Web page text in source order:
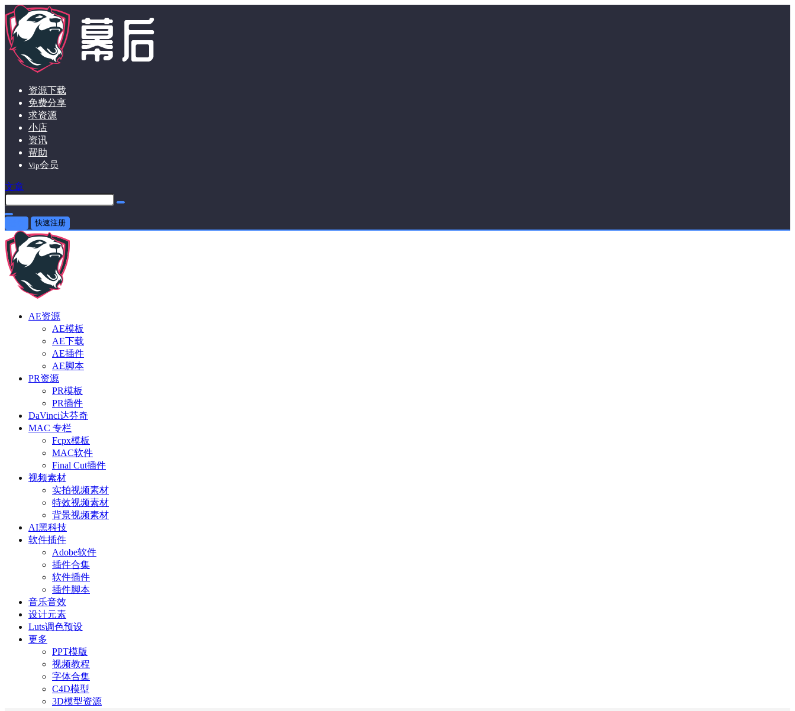
资源下载
免费分享
求资源
小店
资讯
帮助
Vip会员
文章
快速注册
AE资源
AE模板
AE下载
AE插件
AE脚本
PR资源
PR模板
PR插件
DaVinci达芬奇
MAC 专栏
Fcpx模板
MAC软件
Final Cut插件
视频素材
实拍视频素材
特效视频素材
背景视频素材
AI黑科技
软件插件
Adobe软件
插件合集
软件插件
插件脚本
音乐音效
设计元素
Luts调色预设
更多
PPT模版
视频教程
字体合集
C4D模型
3D模型资源